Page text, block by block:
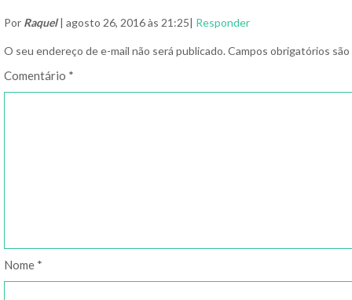
Por Raquel| agosto 26, 2016 às 21:25| Responder
O seu endereço de e-mail não será publicado. Campos obrigatórios
Comentário *
Nome *